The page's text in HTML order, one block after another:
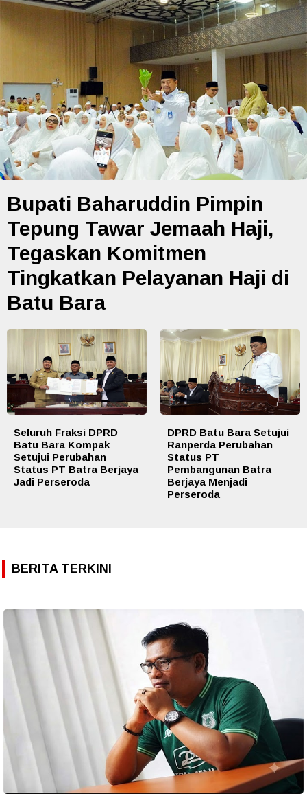
Bupati Baharuddin Pimpin
Tepung Tawar Jemaah Haji,
Tegaskan Komitmen
Tingkatkan Pelayanan Haji di
Batu Bara
Seluruh Fraksi DPRD
Batu Bara Kompak
Setujui Perubahan
Status PT Batra Berjaya
Jadi Perseroda
DPRD Batu Bara Setujui
Ranperda Perubahan
Status PT
Pembangunan Batra
Berjaya Menjadi
Perseroda
BERITA TERKINI